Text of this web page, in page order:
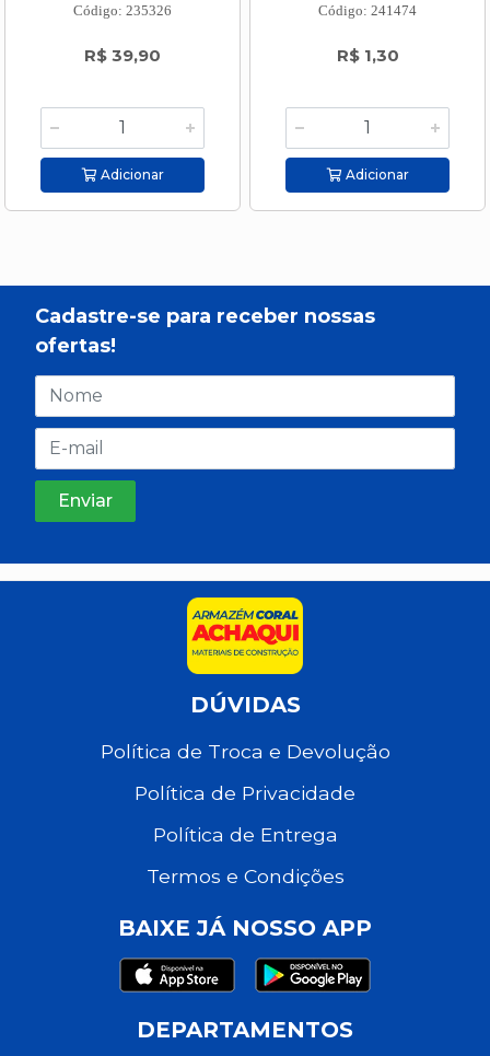
Código: 235326
R$ 39,90
Adicionar
Código: 241474
R$ 1,30
Adicionar
Cadastre-se para receber nossas
ofertas!
DÚVIDAS
Política de Troca e Devolução
Política de Privacidade
Política de Entrega
Termos e Condições
BAIXE JÁ NOSSO APP
DEPARTAMENTOS